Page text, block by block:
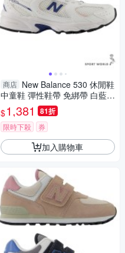
商店 New Balance 530 休閒鞋
中童鞋 彈性鞋帶 免綁帶 白藍
【運動世界】P5303WR-W
$1,381 81折
限時下殺 券
加入購物車